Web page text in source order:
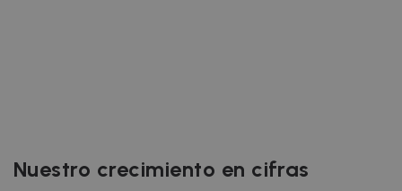
Nuestro crecimiento en cifras